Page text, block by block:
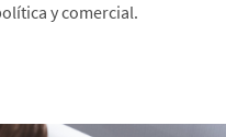
y comercial.